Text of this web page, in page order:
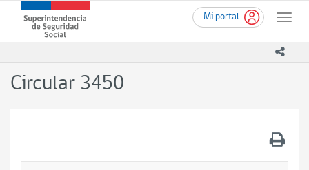
contenido
Mi portal
Toggle
Superintendencia
de
-
Circular 3450